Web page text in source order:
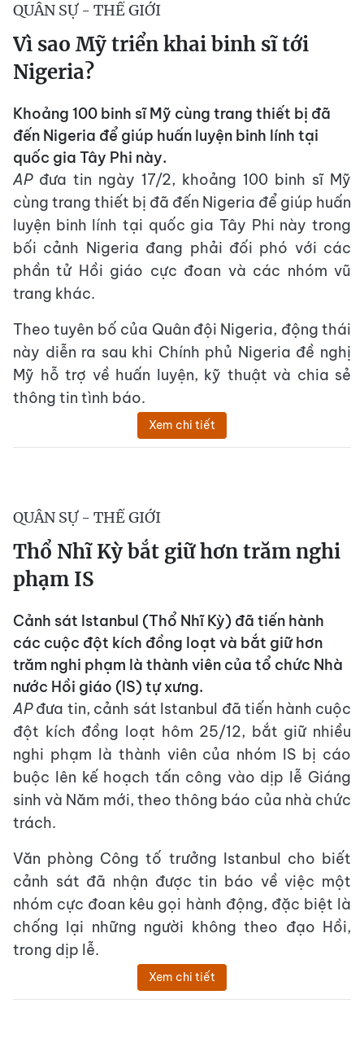
QUÂN SỰ - THẾ GIỚI
Vì sao Mỹ triển khai binh sĩ tới
Nigeria?
Khoảng 100 binh sĩ Mỹ cùng trang thiết bị đã
đến Nigeria để giúp huấn luyện binh lính tại
quốc gia Tây Phi này.
APđưa tin ngày 17/2, khoảng 100 binh sĩ Mỹ
cùng trang thiết bị đã đến Nigeria để giúp huấn
luyện binh lính tại quốc gia Tây Phi này trong
bối cảnh Nigeria đang phải đối phó với các
phần tử Hồi giáo cực đoan và các nhóm vũ
trang khác.
Theo tuyên bố của Quân đội Nigeria, động thái
này diễn ra sau khi Chính phủ Nigeria đề nghị
Mỹ hỗ trợ về huấn luyện, kỹ thuật và chia sẻ
thông tin tình báo.
Xem chi tiết
QUÂN SỰ - THẾ GIỚI
Thổ Nhĩ Kỳ bắt giữ hơn trăm nghi
phạm IS
Cảnh sát Istanbul (Thổ Nhĩ Kỳ) đã tiến hành
các cuộc đột kích đồng loạt và bắt giữ hơn
trăm nghi phạm là thành viên của tổ chức Nhà
nước Hồi giáo (IS) tự xưng.
APđưa tin, cảnh sát Istanbul đã tiến hành cuộc
đột kích đồng loạt hôm 25/12, bắt giữ nhiều
nghi phạm là thành viên của nhóm IS bị cáo
buộc lên kế hoạch tấn công vào dịp lễ Giáng
sinh và Năm mới, theo thông báo của nhà chức
trách.
Văn phòng Công tố trưởng Istanbul cho biết
cảnh sát đã nhận được tin báo về việc một
nhóm cực đoan kêu gọi hành động, đặc biệt là
chống lại những người không theo đạo Hồi,
trong dịp lễ.
Xem chi tiết